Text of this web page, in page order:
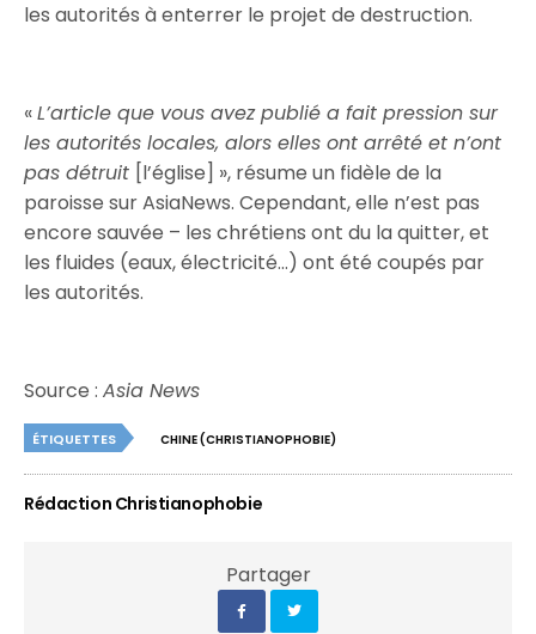
les autorités à enterrer le projet de destruction.
«L’article que vous avez publié a fait pression sur
les autorités locales, alors elles ont arrêté et n’ont
pas détruit [l’église] », résume un fidèle de la
paroisse sur AsiaNews. Cependant, elle n’est pas
encore sauvée – les chrétiens ont du la quitter, et
les fluides (eaux, électricité…) ont été coupés par
les autorités.
Source :Asia News
ÉTIQUETTES CHINE (CHRISTIANOPHOBIE)
Rédaction Christianophobie
Partager